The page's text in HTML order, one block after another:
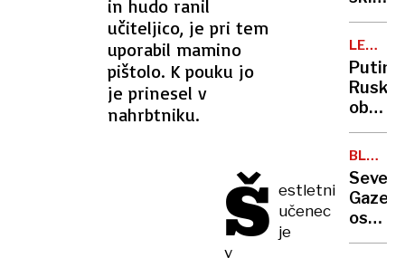
in hudo ranil
učiteljico, je pri tem
uporabil mamino
pištolo. K pouku jo
je prinesel v
nahrbtniku.
Š estletni
učenec
je
v
verigo
LETALO
Putin:
Ruska
pri
letala
BLIŽNJI
VZHOD
Sever
Gaze
ostal
brez